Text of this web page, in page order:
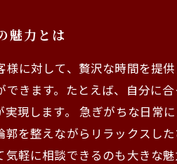
も体験してみませんか？美容
魅力とは
に対して、贅沢な時間を提
きます。たとえば、自分に
現します。 急ぎがちな日常
を整えながらリラックスし
軽に相談できるのも大きな